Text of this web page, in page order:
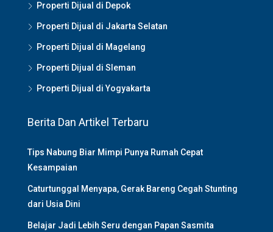
Properti Dijual di Depok
Properti Dijual di Jakarta Selatan
Properti Dijual di Magelang
Properti Dijual di Sleman
Properti Dijual di Yogyakarta
Berita Dan Artikel Terbaru
Tips Nabung Biar Mimpi Punya Rumah Cepat
Kesampaian
Caturtunggal Menyapa, Gerak Bareng Cegah Stunting
dari Usia Dini
Belajar Jadi Lebih Seru dengan Papan Sasmita